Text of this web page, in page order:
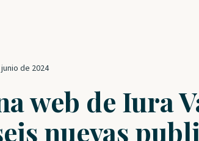
de 2024
web de Iura
nuevas